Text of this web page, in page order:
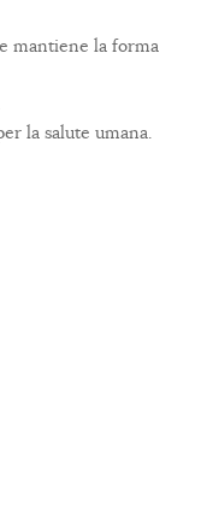
mantiene la forma
la salute umana.